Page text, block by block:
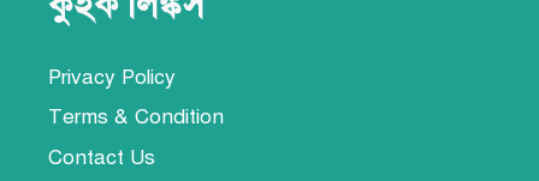
Privacy Policy
Terms & Condition
Contact Us